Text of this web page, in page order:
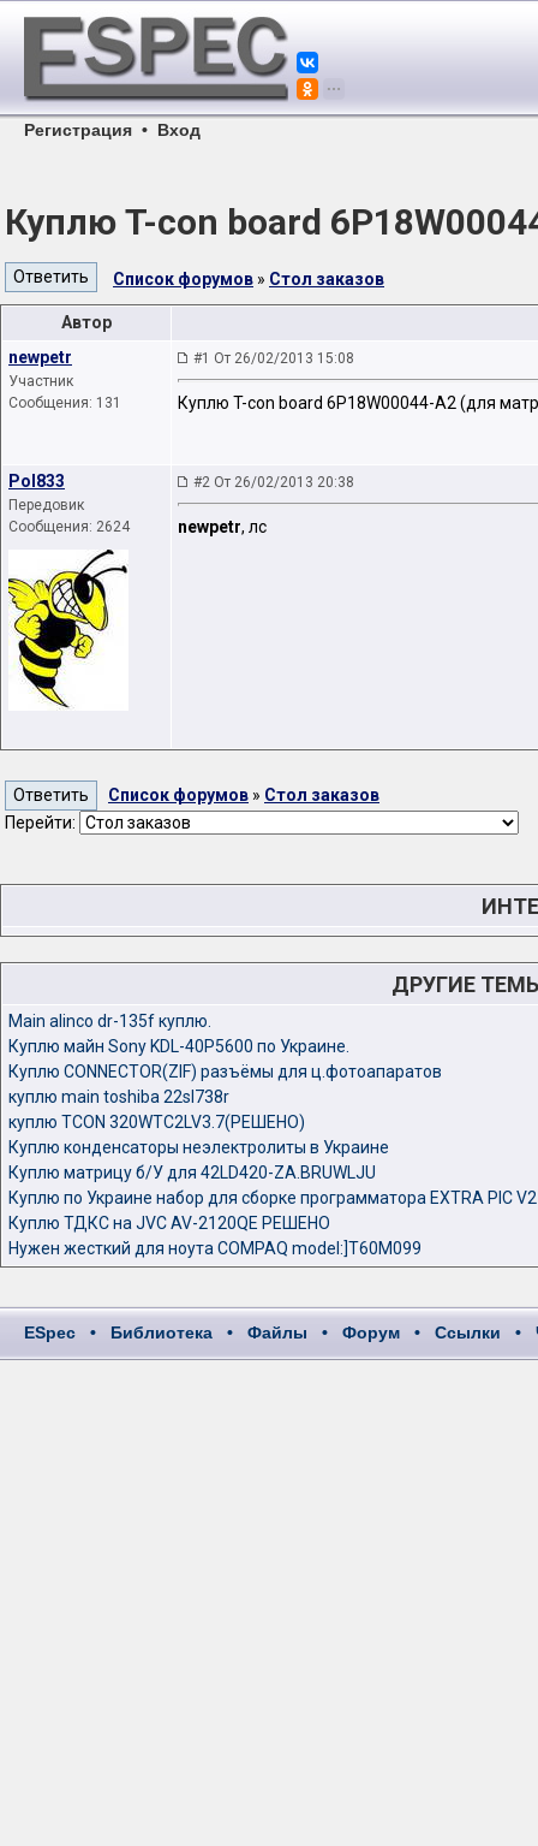
Регистрация • Вход
Куплю T-con board
Список форумов » Стол заказов
Автор
newpetr
Участник
Сообщения: 131
#1 От 26/02/2013 15:08
Куплю T-con board 6P18W00044-A2 (для
Pol833
Передовик
Сообщения: 2624
#2 От 26/02/2013 20:38
newpetr, лс
Список форумов » Стол заказов
Перейти:
ДРУГИЕ
Main alinco dr-135f куплю.
Куплю майн Sony KDL-40P5600 по Украине.
Куплю CONNECTOR(ZIF) разъёмы для ц.фотоапаратов
куплю main toshiba 22sl738r
куплю TCON 320WTC2LV3.7(РЕШЕНО)
Куплю конденсаторы неэлектролиты в Украине
Куплю матрицу б/У для 42LD420-ZA.BRUWLJU
Куплю по Украине набор для сборке программатора EXTRA PIC V2
Куплю ТДКС на JVC AV-2120QE РЕШЕНО
Нужен жесткий для ноута COMPAQ model:]T60M099
ESpec • Библиотека • Файлы • Форум • Ссылки •